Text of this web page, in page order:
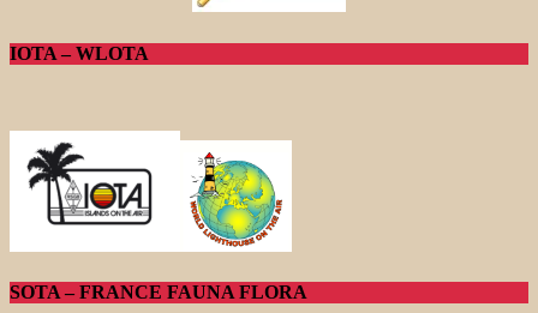
IOTA – WLOTA
SOTA – FRANCE FAUNA FLORA